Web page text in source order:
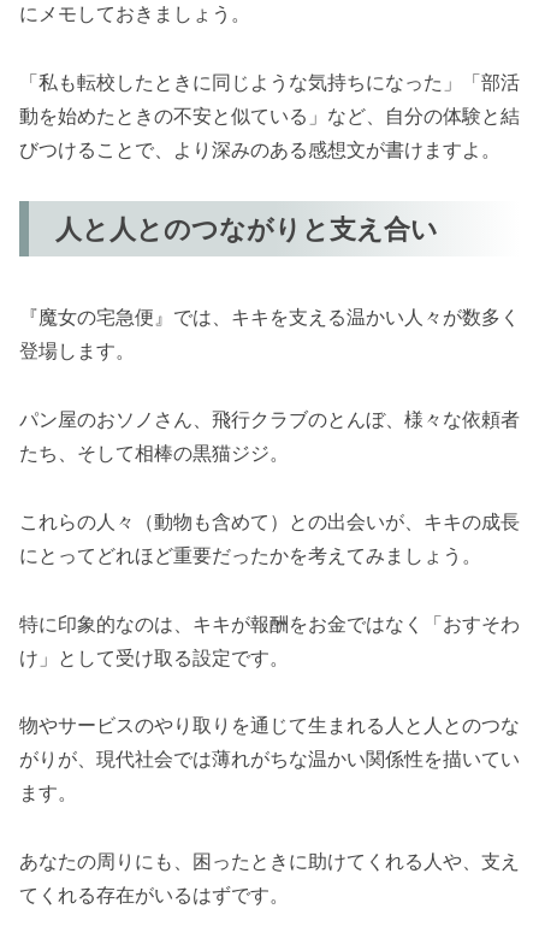
にメモしておきましょう。
「私も転校したときに同じような気持ちになった」「部活
動を始めたときの不安と似ている」など、自分の体験と結
びつけることで、より深みのある感想文が書けますよ。
人と人とのつながりと支え合い
『魔女の宅急便』では、キキを支える温かい人々が数多く
登場します。
パン屋のおソノさん、飛行クラブのとんぼ、様々な依頼者
たち、そして相棒の黒猫ジジ。
これらの人々（動物も含めて）との出会いが、キキの成長
にとってどれほど重要だったかを考えてみましょう。
特に印象的なのは、キキが報酬をお金ではなく「おすそわ
け」として受け取る設定です。
物やサービスのやり取りを通じて生まれる人と人とのつな
がりが、現代社会では薄れがちな温かい関係性を描いてい
ます。
あなたの周りにも、困ったときに助けてくれる人や、支え
てくれる存在がいるはずです。